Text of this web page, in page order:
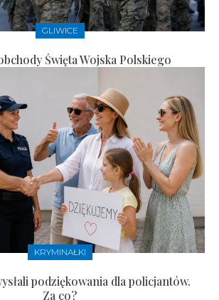
GLIWICE
Święta Wojska Polskiego
KRYMINAŁKI
podziękowania dla policjantów.
Za co?